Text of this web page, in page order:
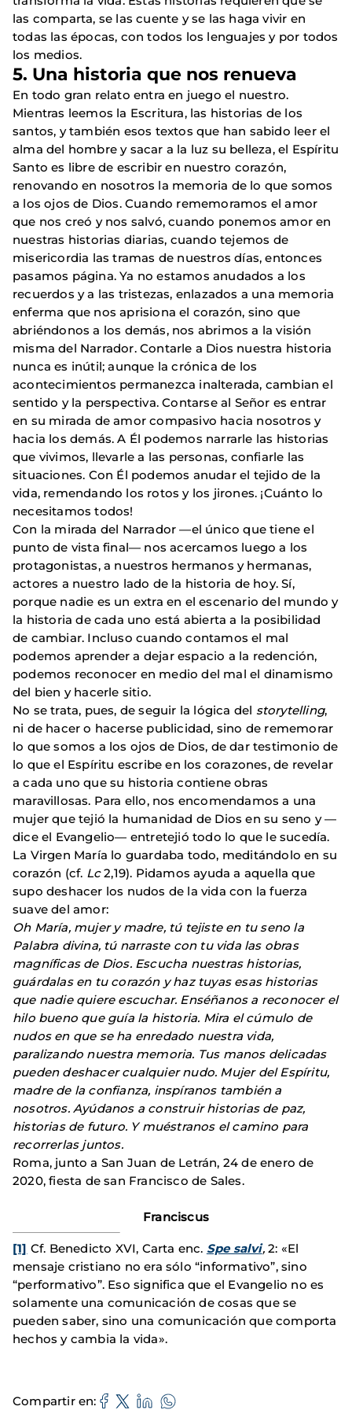
las comparta, se las cuente y se las haga vivir en
todas las épocas, con todos los lenguajes y por todos
los medios.
5. Una historia que nos renueva
En todo gran relato entra en juego el nuestro.
Mientras leemos la Escritura, las historias de los
santos, y también esos textos que han sabido leer el
alma del hombre y sacar a la luz su belleza, el Espíritu
Santo es libre de escribir en nuestro corazón,
renovando en nosotros la memoria de lo que somos
a los ojos de Dios. Cuando rememoramos el amor
que nos creó y nos salvó, cuando ponemos amor en
nuestras historias diarias, cuando tejemos de
misericordia las tramas de nuestros días, entonces
pasamos página. Ya no estamos anudados a los
recuerdos y a las tristezas, enlazados a una memoria
enferma que nos aprisiona el corazón, sino que
abriéndonos a los demás, nos abrimos a la visión
misma del Narrador. Contarle a Dios nuestra historia
nunca es inútil; aunque la crónica de los
acontecimientos permanezca inalterada, cambian el
sentido y la perspectiva. Contarse al Señor es entrar
en su mirada de amor compasivo hacia nosotros y
hacia los demás. A Él podemos narrarle las historias
que vivimos, llevarle a las personas, confiarle las
situaciones. Con Él podemos anudar el tejido de la
vida, remendando los rotos y los jirones. ¡Cuánto lo
necesitamos todos!
Con la mirada del Narrador —el único que tiene el
punto de vista final— nos acercamos luego a los
protagonistas, a nuestros hermanos y hermanas,
actores a nuestro lado de la historia de hoy. Sí,
porque nadie es un extra en el escenario del mundo y
la historia de cada uno está abierta a la posibilidad
de cambiar. Incluso cuando contamos el mal
podemos aprender a dejar espacio a la redención,
podemos reconocer en medio del mal el dinamismo
del bien y hacerle sitio.
No se trata, pues, de seguir la lógica del storytelling,
ni de hacer o hacerse publicidad, sino de rememorar
lo que somos a los ojos de Dios, de dar testimonio de
lo que el Espíritu escribe en los corazones, de revelar
a cada uno que su historia contiene obras
maravillosas. Para ello, nos encomendamos a una
mujer que tejió la humanidad de Dios en su seno y —
dice el Evangelio— entretejió todo lo que le sucedía.
La Virgen María lo guardaba todo, meditándolo en su
corazón (cf. Lc2,19). Pidamos ayuda a aquella que
supo deshacer los nudos de la vida con la fuerza
suave del amor:
Oh María, mujer y madre, tú tejiste en tu seno la
Palabra divina, tú narraste con tu vida las obras
magníficas de Dios. Escucha nuestras historias,
guárdalas en tu corazón y haz tuyas esas historias
que nadie quiere escuchar. Enséñanos a reconocer el
hilo bueno que guía la historia. Mira el cúmulo de
nudos en que se ha enredado nuestra vida,
paralizando nuestra memoria. Tus manos delicadas
pueden deshacer cualquier nudo. Mujer del Espíritu,
madre de la confianza, inspíranos también a
nosotros. Ayúdanos a construir historias de paz,
historias de futuro. Y muéstranos el camino para
recorrerlas juntos.
Roma, junto a San Juan de Letrán, 24 de enero de
2020, fiesta de san Francisco de Sales.
Franciscus
[1] Cf. Benedicto XVI, Carta enc. Spe salvi,2: «El
mensaje cristiano no era sólo “informativo”, sino
“performativo”. Eso significa que el Evangelio no es
solamente una comunicación de cosas que se
pueden saber, sino una comunicación que comporta
hechos y cambia la vida».
Compartir en